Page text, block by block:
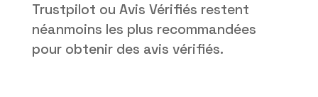
Trustpilot ou Avis Vérifiés restent
néanmoins les plus recommandées
pour obtenir des avis vérifiés.